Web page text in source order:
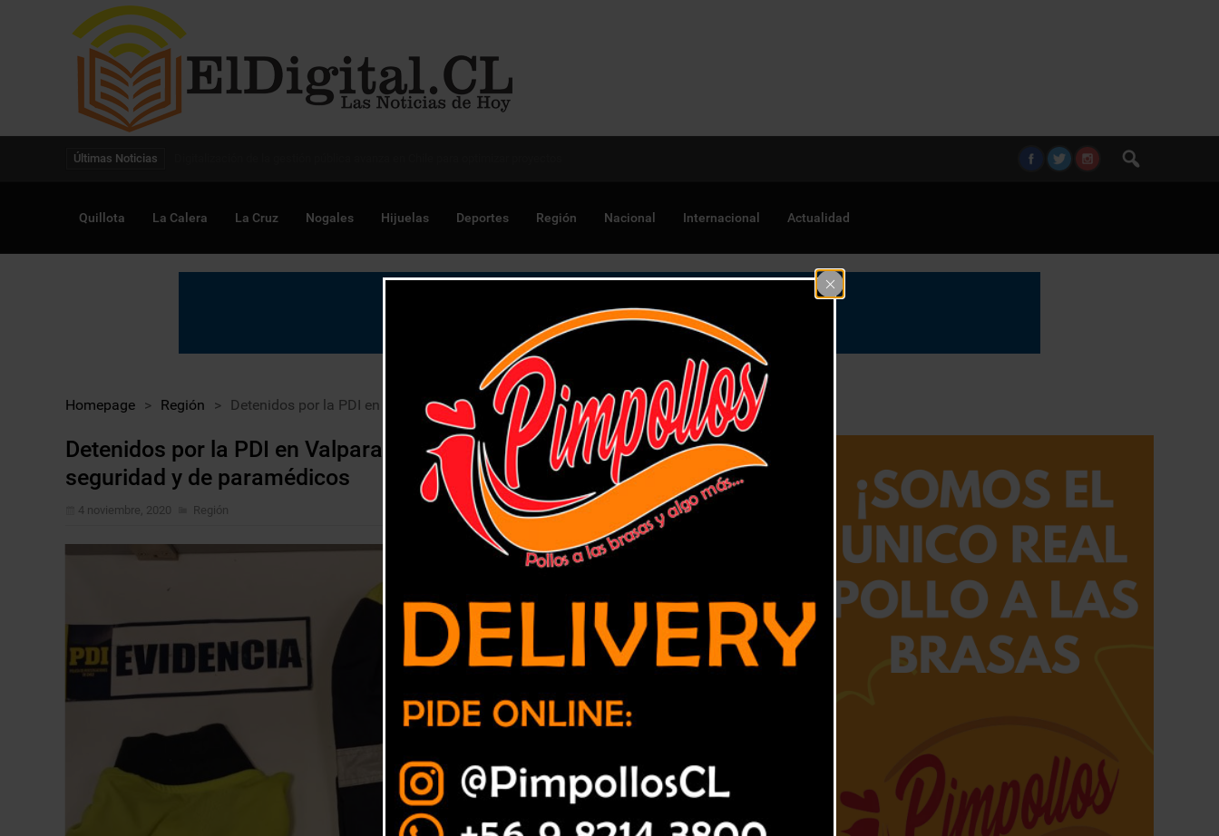
Últimas Noticias
Quillota La Calera La Cruz Nogales Hijuelas Deportes Región Nacional Internacional Actualidad
Homepage > Región > Detenidos por la PDI en Valparaíso: usaban trajes de empresa de seguridad y de paramédicos
Detenidos por la PDI en Valparaíso: usaban trajes de empresa de
seguridad y de paramédicos
4 noviembre, 2020 Región